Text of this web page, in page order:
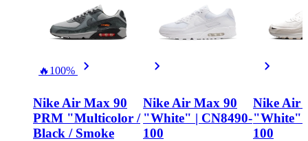
🔥 100%
Nike Air Max 90
PRM "Multicolor /
Black / Smoke
Nike Air Max 90
"White" | CN8490-
100
Nike Air
"White"
100